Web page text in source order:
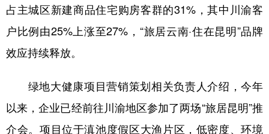
占主城区新建商品住宅购房客群的31%，其中川渝客
户比例由25%上涨至27%，“旅居云南·住在昆明”品牌
效应持续释放。
绿地大健康项目营销策划相关负责人介绍，今年
以来，企业已经前往川渝地区参加了两场“旅居昆明”推
介会。项目位于滇池度假区大渔片区，低密度、环境